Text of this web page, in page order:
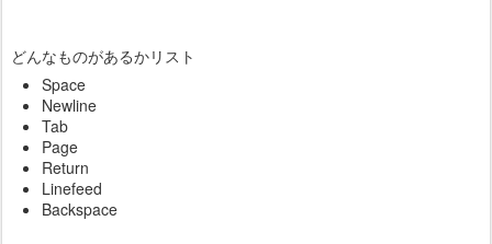
どんなものがあるかリスト
Space
Newline
Tab
Page
Return
Linefeed
Backspace